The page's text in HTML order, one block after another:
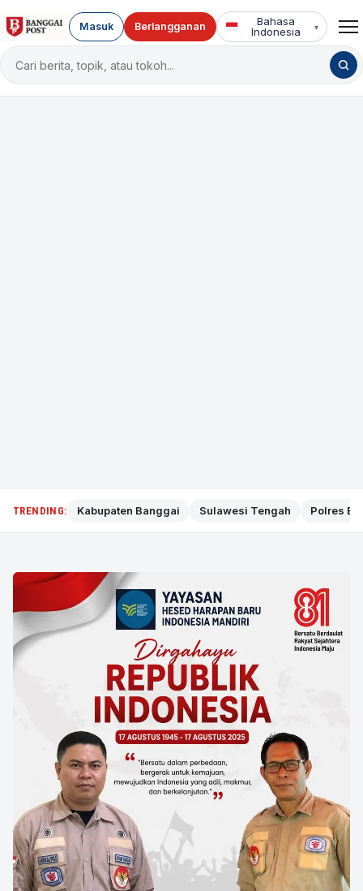
Cari
berita
Masuk Berlangganan
Bahasa
Indonesia
▾
TRENDING: Kabupaten Banggai Sulawesi Tengah Polres